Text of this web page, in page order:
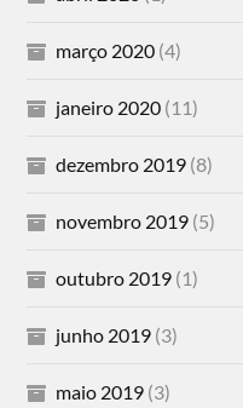
março 2020 (4)
janeiro 2020 (11)
dezembro 2019 (8)
novembro 2019 (5)
outubro 2019 (1)
junho 2019 (3)
maio 2019 (3)